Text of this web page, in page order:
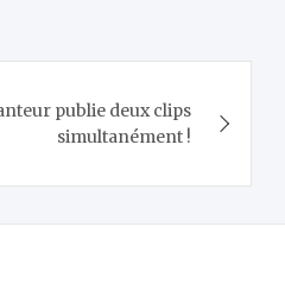
publie deux clips
simultanément !